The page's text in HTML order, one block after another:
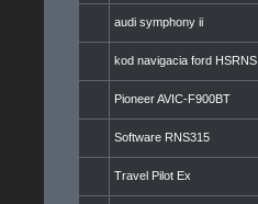
audi symphony ii
kod navigacia ford HSRNS
Pioneer AVIC-F900BT
Software RNS315
Travel Pilot Ex